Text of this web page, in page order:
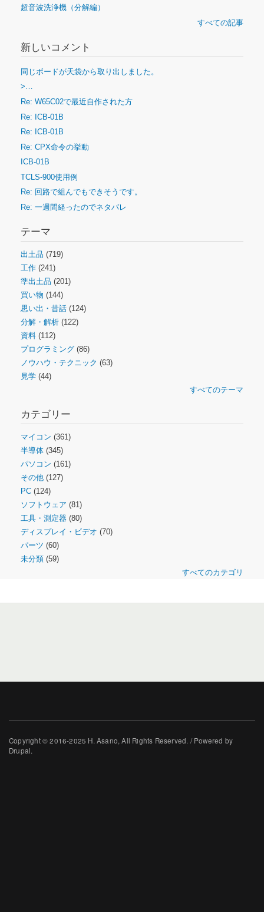
超音波洗浄機（分解編）
すべての記事
新しいコメント
同じボードが天袋から取り出しました。
>…
Re: W65C02で最近自作された方
Re: ICB-01B
Re: ICB-01B
Re: CPX命令の挙動
ICB-01B
TCLS-900使用例
Re: 回路で組んでもできそうです。
Re: 一週間経ったのでネタバレ
テーマ
出土品 (719)
工作 (241)
準出土品 (201)
買い物 (144)
思い出・昔話 (124)
分解・解析 (122)
資料 (112)
プログラミング (86)
ノウハウ・テクニック (63)
見学 (44)
すべてのテーマ
カテゴリー
マイコン (361)
半導体 (345)
パソコン (161)
その他 (127)
PC (124)
ソフトウェア (81)
工具・測定器 (80)
ディスプレイ・ビデオ (70)
パーツ (60)
未分類 (59)
すべてのカテゴリ
Copyright © 2016-2025 H. Asano, All Rights Reserved. / Powered by
Drupal.